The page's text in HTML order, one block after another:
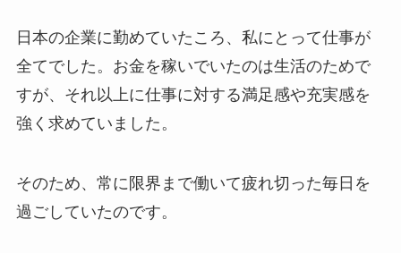
日本の企業に勤めていたころ、私にとって仕事が
全てでした。お金を稼いでいたのは生活のためで
すが、それ以上に仕事に対する満足感や充実感を
強く求めていました。
そのため、常に限界まで働いて疲れ切った毎日を
過ごしていたのです。